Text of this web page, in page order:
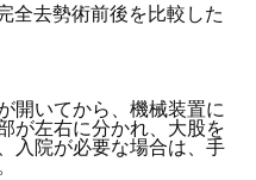
後を比較した
開いてから、機械装置に
が左右に分かれ、大股を
入院が必要な場合は、手